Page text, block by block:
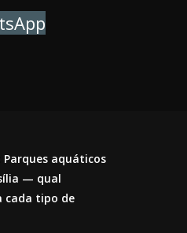
Parques aquáticos
— qual
cada tipo de